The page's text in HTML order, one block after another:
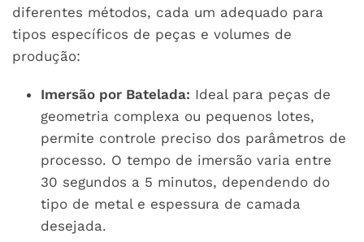
diferentes métodos, cada um adequado para
tipos específicos de peças e volumes de
produção:
Imersão por Batelada: Ideal para peças de
geometria complexa ou pequenos lotes,
permite controle preciso dos parâmetros de
processo. O tempo de imersão varia entre
30 segundos a 5 minutos, dependendo do
tipo de metal e espessura de camada
desejada.